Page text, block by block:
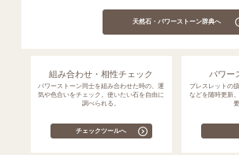
天然石・パワーストーン辞典へ
組み合わせ・相性チェック
パワーストーン同士を組み合わせた時の、運
気や色合いをチェック。使いたい石を自由に
調べられる。
チェックツールへ
パワー
ブレスレットの
などを随時更新